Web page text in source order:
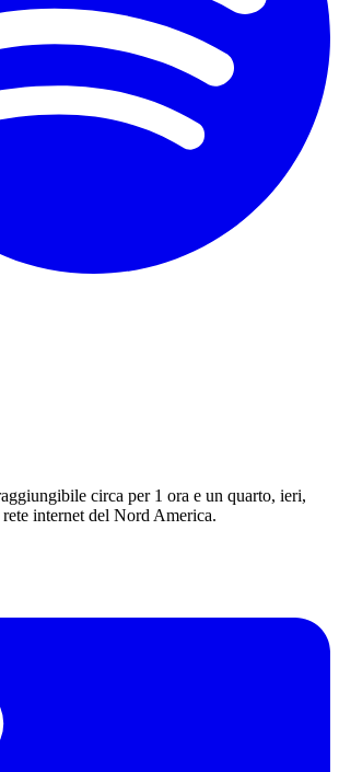
circa per 1 ora e un quarto, ieri,
internet del Nord America.